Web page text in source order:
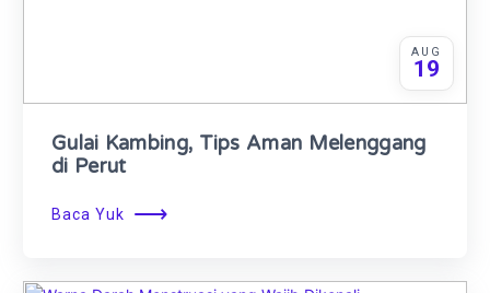
AUG
19
Gulai Kambing, Tips Aman Melenggang
di Perut
Baca Yuk ⟶